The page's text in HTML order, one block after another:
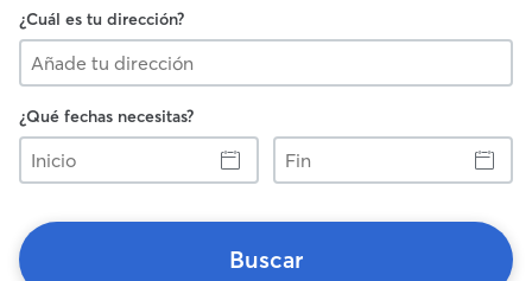
¿Cuál es tu dirección?
¿Qué fechas necesitas?
Inicio
Fin
Buscar